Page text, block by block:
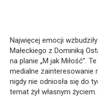
Najwięcej emocji
Małeckiego z Dominiką
na planie „M jak Miłość”.
medialne zainteresowanie
nigdy nie odniosła się do
temat żył własnym życiem.